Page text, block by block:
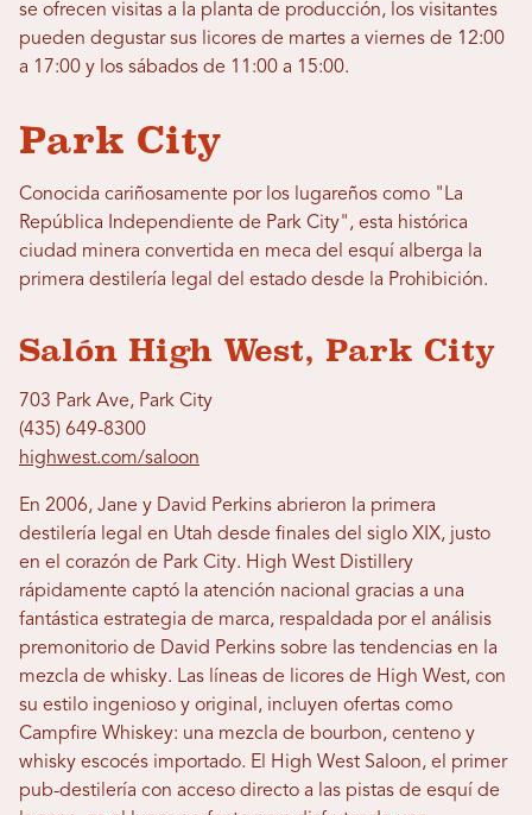
se ofrecen visitas a la planta de producción, los visitantes
pueden degustar sus licores de martes a viernes de 12:00
a 17:00 y los sábados de 11:00 a 15:00.
Park City
Conocida cariñosamente por los lugareños como "La
República Independiente de Park City", esta histórica
ciudad minera convertida en meca del esquí alberga la
primera destilería legal del estado desde la Prohibición.
Salón High West, Park City
703 Park Ave, Park City
(435) 649-8300
highwest.com/saloon
En 2006, Jane y David Perkins abrieron la primera
destilería legal en Utah desde finales del siglo XIX, justo
en el corazón de Park City. High West Distillery
rápidamente captó la atención nacional gracias a una
fantástica estrategia de marca, respaldada por el análisis
premonitorio de David Perkins sobre las tendencias en la
mezcla de whisky. Las líneas de licores de High West, con
su estilo ingenioso y original, incluyen ofertas como
Campfire Whiskey: una mezcla de bourbon, centeno y
whisky escocés importado. El High West Saloon, el primer
pub-destilería con acceso directo a las pistas de esquí de